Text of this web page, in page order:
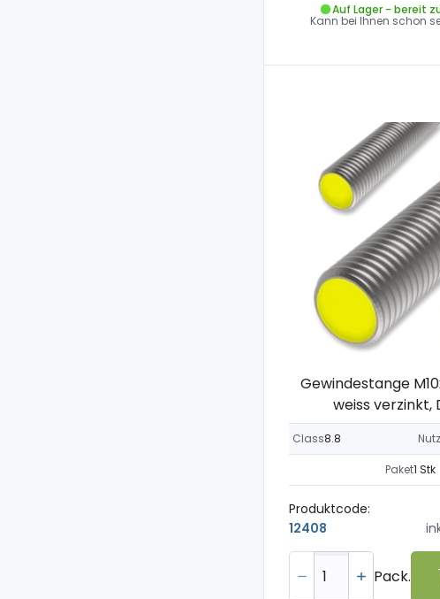
Auf Lager - bereit
Kann bei Ihnen schon
Gewindestange
weiss verzinkt,
Class8.8
Paket1 Stk
Produktcode:
12408
Pack.